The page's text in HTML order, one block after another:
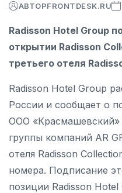
АВТОРFRONTDESK.RU
Radisson Hotel Group
открытии Radisson
третьего отеля
Radisson Hotel Group
России и сообщает о
ООО «Красмашевский»
группы компаний AR
отеля Radisson
номера. Подписание
позиции Radisson